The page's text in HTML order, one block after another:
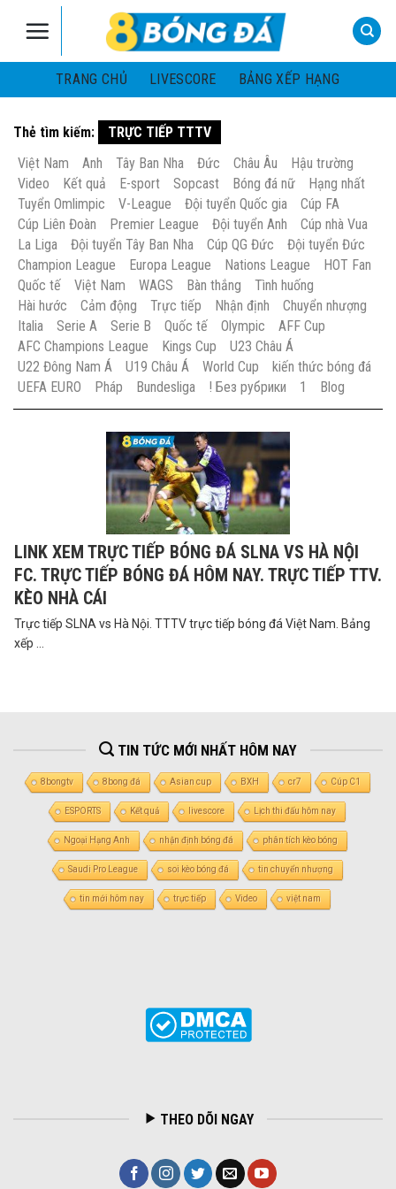
TRANG CHỦ
LIVESCORE BẢNG XẾP HẠNG
Thẻ tìm kiếm:
TRỰC TIẾP TTTV
Việt Nam
Anh Tây Ban Nha Đức Châu Âu
Hậu trường
Video
Kết quả E-sport Sopcast Bóng đá nữ
Hạng nhất
Tuyển Omlimpic
V-League Đội tuyển Quốc gia
Cúp FA
Cúp Liên Đoàn
Premier League Đội tuyển Anh
Cúp nhà Vua
La Liga
Đội tuyển Tây Ban Nha Cúp QG Đức
Đội tuyển Đức
Champion League
Europa League Nations League
HOT Fan
Quốc tế
Việt Nam WAGS Bàn thắng
Tình huống
Hài hước
Cảm động Trực tiếp Nhận định
Chuyển nhượng
Italia
Serie A Serie B Quốc tế Olympic
AFF Cup
AFC Champions League
Kings Cup
U23 Châu Á
U22 Đông Nam Á
U19 Châu Á World Cup
kiến thức bóng đá
UEFA EURO
Pháp Bundesliga ! Без рубрики 1 Blog
LINK XEM TRỰC TIẾP BÓNG ĐÁ SLNA VS HÀ NỘI
FC. TRỰC TIẾP BÓNG ĐÁ HÔM NAY. TRỰC TIẾP TTV.
KÈO NHÀ CÁI
Trực tiếp SLNA vs Hà Nội. TTTV trực tiếp bóng đá Việt Nam. Bảng
xếp ...
TIN TỨC MỚI NHẤT HÔM NAY
8bongtv 8bong đá Asian cup BXH cr7 Cúp C1
ESPORTS Kết quả livescore Lịch thi đấu hôm nay
Ngoại Hạng Anh nhận định bóng đá phân tích kèo bóng
Saudi Pro League soi kèo bóng đá tin chuyển nhượng
tin mới hôm nay trực tiếp Video việt nam
THEO DÕI NGAY